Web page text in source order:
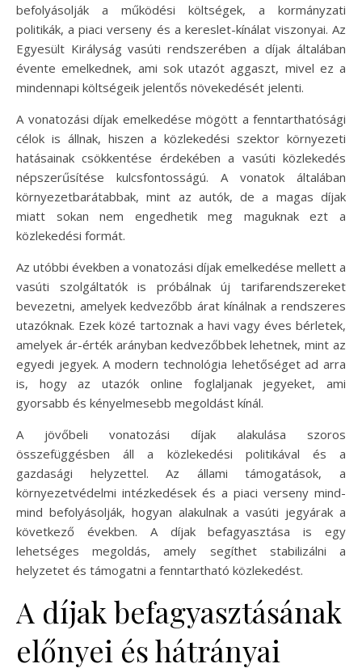
befolyásolják a működési költségek, a kormányzati
politikák, a piaci verseny és a kereslet-kínálat viszonyai. Az
Egyesült Királyság vasúti rendszerében a díjak általában
évente emelkednek, ami sok utazót aggaszt, mivel ez a
mindennapi költségeik jelentős növekedését jelenti.
A vonatozási díjak emelkedése mögött a fenntarthatósági
célok is állnak, hiszen a közlekedési szektor környezeti
hatásainak csökkentése érdekében a vasúti közlekedés
népszerűsítése kulcsfontosságú. A vonatok általában
környezetbarátabbak, mint az autók, de a magas díjak
miatt sokan nem engedhetik meg maguknak ezt a
közlekedési formát.
Az utóbbi években a vonatozási díjak emelkedése mellett a
vasúti szolgáltatók is próbálnak új tarifarendszereket
bevezetni, amelyek kedvezőbb árat kínálnak a rendszeres
utazóknak. Ezek közé tartoznak a havi vagy éves bérletek,
amelyek ár-érték arányban kedvezőbbek lehetnek, mint az
egyedi jegyek. A modern technológia lehetőséget ad arra
is, hogy az utazók online foglaljanak jegyeket, ami
gyorsabb és kényelmesebb megoldást kínál.
A jövőbeli vonatozási díjak alakulása szoros
összefüggésben áll a közlekedési politikával és a
gazdasági helyzettel. Az állami támogatások, a
környezetvédelmi intézkedések és a piaci verseny mind-
mind befolyásolják, hogyan alakulnak a vasúti jegyárak a
következő években. A díjak befagyasztása is egy
lehetséges megoldás, amely segíthet stabilizálni a
helyzetet és támogatni a fenntartható közlekedést.
A díjak befagyasztásának
előnyei és hátrányai